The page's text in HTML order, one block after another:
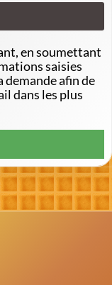
en soumettant
saisies
demande afin de
dans les plus